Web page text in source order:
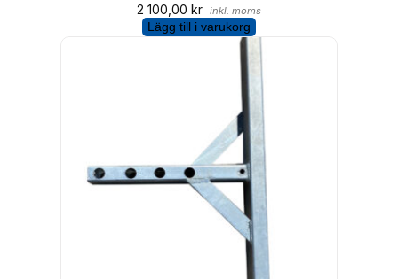
2 100,00 kr inkl. moms
Lägg till i varukorg